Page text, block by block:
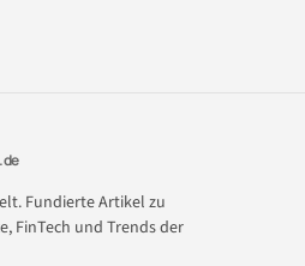
.de
Fundierte Artikel zu
FinTech und Trends der